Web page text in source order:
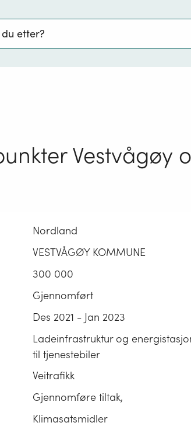
Vestvågøy
Nordland
VESTVÅGØY KOMMUNE
300 000
Gjennomført
Des 2021 - Jan 2023
Ladeinfrastruktur og
til tjenestebiler
Veitrafikk
Gjennomføre tiltak,
Klimasatsmidler